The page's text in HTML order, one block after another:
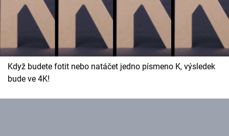
TV Program
Sledujte prima+
Přihlášení
Když budete fotit nebo natáčet jedno písmeno K, výsledek
bude ve 4K!